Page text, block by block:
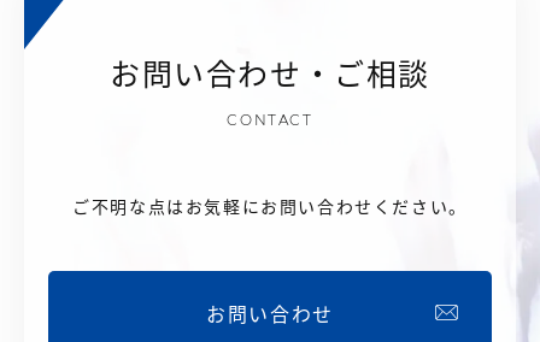
お問い合わせ・ご相談
CONTACT
ご不明な点はお気軽にお問い合わせください。
お問い合わせ